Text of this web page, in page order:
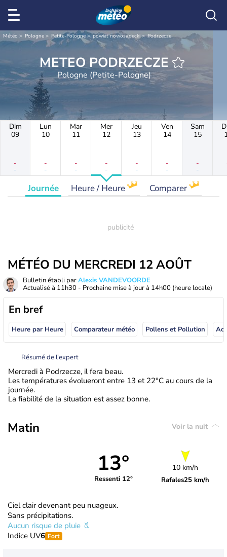
Météo Pologne Petite-Pologne powiat nowosądecki Podrzecze
METEO PODRZECZE
Pologne (Petite-Pologne)
Dim
09
-
-
Lun
10
-
-
Mar
11
-
-
Mer
12
-
-
Jeu
13
-
-
Ven
14
-
-
Sam
15
-
-
Journée Heure / Heure Comparer
MÉTÉO DU MERCREDI 12 AOÛT
Bulletin établi parAlexis VANDEVOORDE
Actualisé à 11h30 - Prochaine mise à jour à 14h00 (heure locale)
En bref
Heure par Heure Comparateur météo Pollens et Pollution
Résumé de l’expert
Mercredi à Podrzecze, il fera beau.
Les températures évolueront entre 13 et 22°C au cours de la
journée.
La fiabilité de la situation est assez bonne.
Matin Voir la nuit
13°
Ressenti 12°
10 km/h
Rafales25 km/h
Ciel clair devenant peu nuageux.
Sans précipitations.
Aucun risque de pluie
Indice UV6 Fort